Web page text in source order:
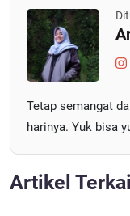
Tetap semangat
harinya. Yuk bisa
Artikel